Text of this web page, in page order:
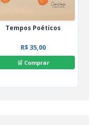
Tempos Poéticos
R$ 35,00
🛒 Comprar